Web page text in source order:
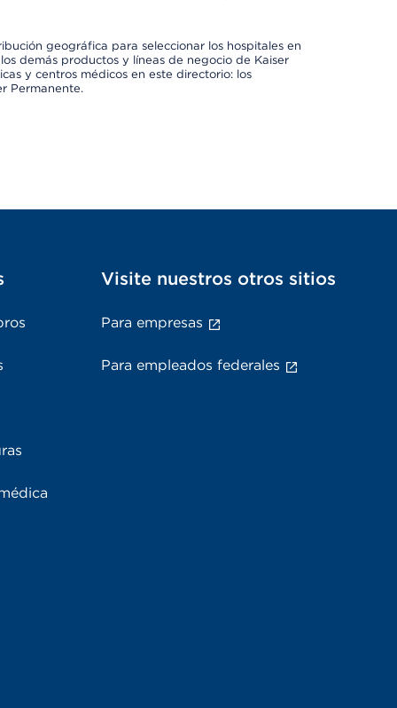
geográfica para seleccionar los hospitales en
demás productos y líneas de negocio de Kaiser
y centros médicos en este directorio: los
Permanente.
Visite nuestros otros sitios
Para empresas
Para empleados federales